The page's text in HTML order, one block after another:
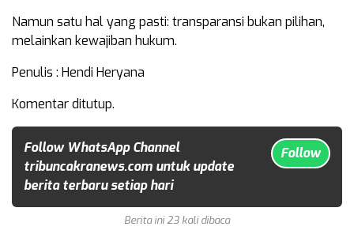
Namun satu hal yang pasti: transparansi bukan pilihan,
melainkan kewajiban hukum.
Penulis : Hendi Heryana
Komentar ditutup.
Follow WhatsApp Channel
tribuncakranews.com untuk update
berita terbaru setiap hari
Follow
Berita ini 23 kali dibaca